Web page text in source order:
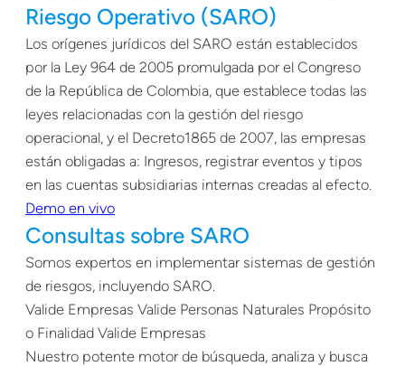
Riesgo Operativo (SARO)
Los orígenes jurídicos del SARO están establecidos
por la Ley 964 de 2005 promulgada por el Congreso
de la República de Colombia, que establece todas las
leyes relacionadas con la gestión del riesgo
operacional, y el Decreto1865 de 2007, las empresas
están obligadas a: Ingresos, registrar eventos y tipos
en las cuentas subsidiarias internas creadas al efecto.
Demo en vivo
Consultas sobre SARO
Somos expertos en implementar sistemas de gestión
de riesgos, incluyendo SARO.
Valide Empresas Valide Personas Naturales Propósito
o Finalidad Valide Empresas
Nuestro potente motor de búsqueda, analiza y busca